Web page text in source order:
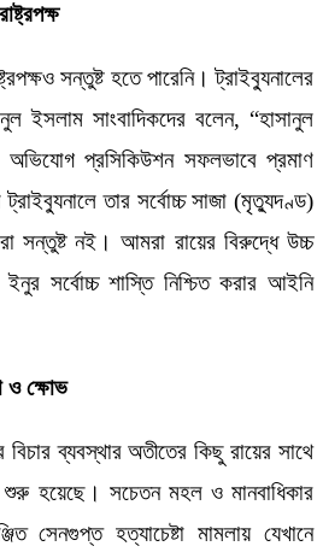
সন্তুষ্ট হতে পারেনি। ট্রাইব্যুনালের
ইসলাম সাংবাদিকদের বলেন, “হাসানুল
প্রসিকিউশন সফলভাবে প্রমাণ
তার সর্বোচ্চ সাজা (মৃত্যুদণ্ড)
সন্তুষ্ট নই। আমরা রায়ের বিরুদ্ধে উচ্চ
সর্বোচ্চ শাস্তি নিশ্চিত করার আইনি
ও ক্ষোভ
ব্যবস্থার অতীতের কিছু রায়ের সাথে
হয়েছে। সচেতন মহল ও মানবাধিকার
সেনগুপ্ত হত্যাচেষ্টা মামলায় যেখানে